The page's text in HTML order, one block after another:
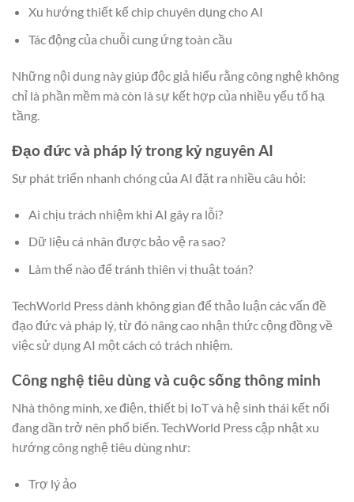
Xu hướng thiết kế chip chuyên dụng cho AI
Tác động của chuỗi cung ứng toàn cầu
Những nội dung này giúp độc giả hiểu rằng công nghệ không
chỉ là phần mềm mà còn là sự kết hợp của nhiều yếu tố hạ
tầng.
Đạo đức và pháp lý trong kỷ nguyên AI
Sự phát triển nhanh chóng của AI đặt ra nhiều câu hỏi:
Ai chịu trách nhiệm khi AI gây ra lỗi?
Dữ liệu cá nhân được bảo vệ ra sao?
Làm thế nào để tránh thiên vị thuật toán?
TechWorld Press dành không gian để thảo luận các vấn đề
đạo đức và pháp lý, từ đó nâng cao nhận thức cộng đồng về
việc sử dụng AI một cách có trách nhiệm.
Công nghệ tiêu dùng và cuộc sống thông minh
Nhà thông minh, xe điện, thiết bị IoT và hệ sinh thái kết nối
đang dần trở nên phổ biến. TechWorld Press cập nhật xu
hướng công nghệ tiêu dùng như:
Trợ lý ảo